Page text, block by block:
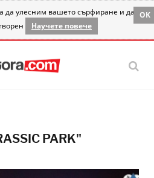
да улесним вашето сърфиране и да
Научете повече
OK
PARK"